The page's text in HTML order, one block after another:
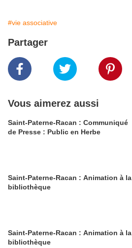
#vie associative
Partager
Vous aimerez aussi
Saint-Paterne-Racan : Communiqué
de Presse : Public en Herbe
Saint-Paterne-Racan : Animation à la
bibliothèque
Saint-Paterne-Racan : Animation à la
bibliothèque